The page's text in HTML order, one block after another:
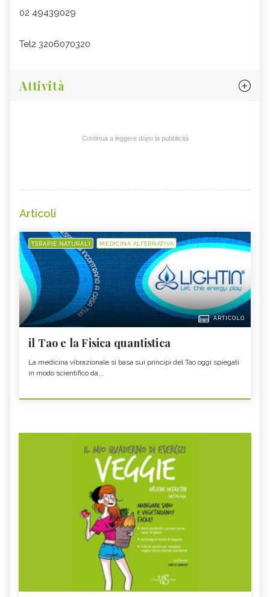
02 49439029
Tel2 3206070320
Attività
Continua a leggere dopo la pubblicità
Articoli
TERAPIE NATURALI MEDICINA ALTERNATIVA
ARTICOLO
il Tao e la Fisica quantistica
La medicina vibrazionale si basa sui principi del Tao oggi spiegati
in modo scientifico da...